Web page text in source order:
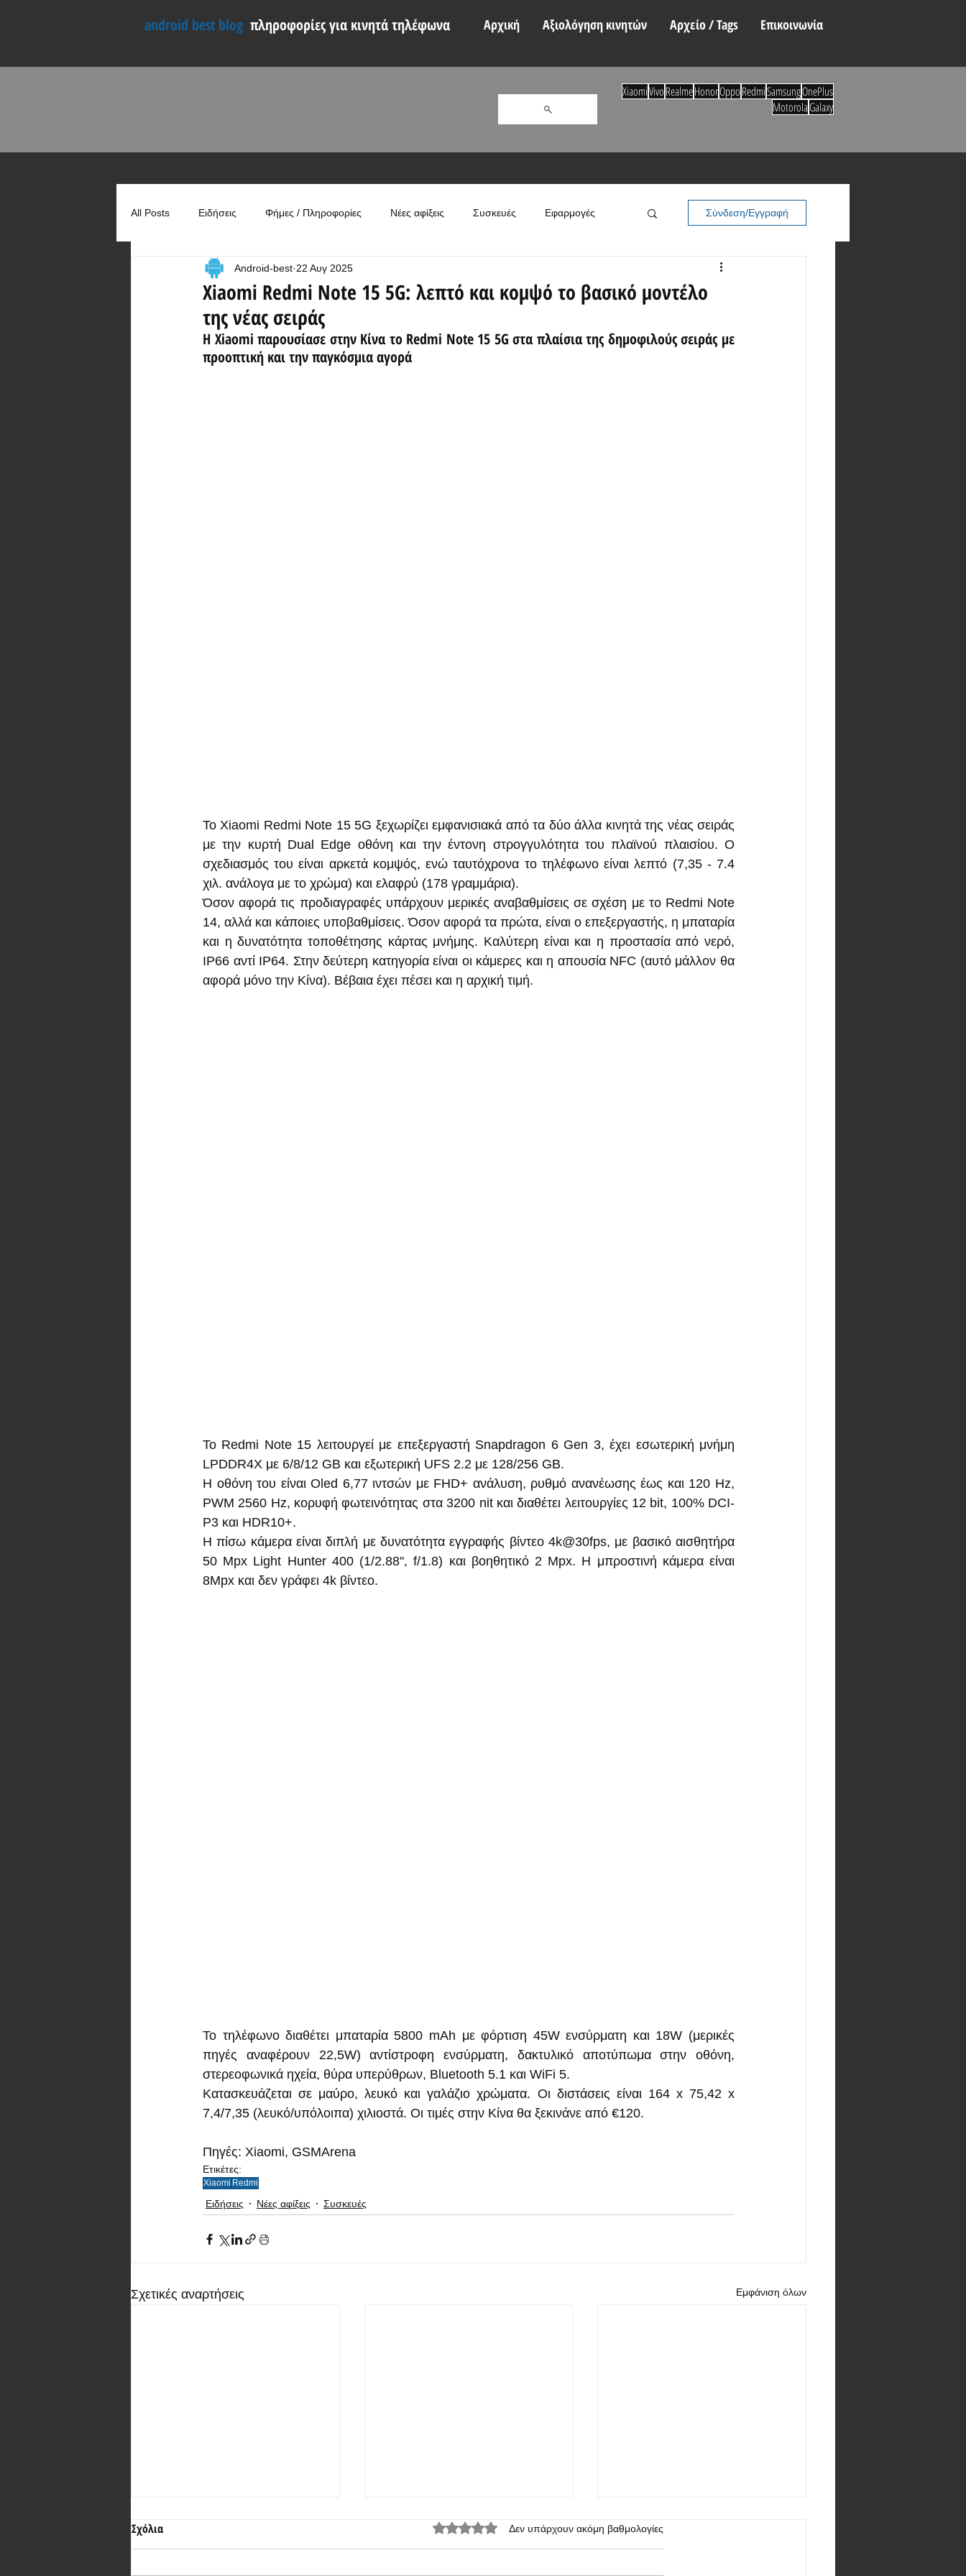
android best blog πληροφορίες για κινητά τηλέφωνα Αρχική Αξιολόγηση κινητών Αρχείο / Tags Επικοινωνία
All Posts Ειδήσεις Φήμες / Πληροφορίες Νέες αφίξεις Συσκευές Εφαρμογές
Συγκρίσεις Χρήσιμα
Σύνδεση/Εγγραφή
Xiaomi Redmi Note 15 5G: λεπτό και κομψό το βασικό μοντέλο
της νέας σειράς
Android-best 22 Αυγ 2025
Η Xiaomi παρουσίασε στην Κίνα το Redmi Note 15 5G στα πλαίσια της δημοφιλούς σειράς με
προοπτική και την παγκόσμια αγορά
Το Xiaomi Redmi Note 15 5G ξεχωρίζει εμφανισιακά από τα δύο άλλα κινητά της νέας σειράς
με την κυρτή Dual Edge οθόνη και την έντονη στρογγυλότητα του πλαϊνού πλαισίου. Ο
σχεδιασμός του είναι αρκετά κομψός, ενώ ταυτόχρονα το τηλέφωνο είναι λεπτό (7,35 - 7.4
χιλ. ανάλογα με το χρώμα) και ελαφρύ (178 γραμμάρια).
Όσον αφορά τις προδιαγραφές υπάρχουν μερικές αναβαθμίσεις σε σχέση με το Redmi Note
14, αλλά και κάποιες υποβαθμίσεις. Όσον αφορά τα πρώτα, είναι ο επεξεργαστής, η μπαταρία
και η δυνατότητα τοποθέτησης κάρτας μνήμης. Καλύτερη είναι και η προστασία από νερό,
IP66 αντί IP64. Στην δεύτερη κατηγορία είναι οι κάμερες και η απουσία NFC (αυτό μάλλον θα
αφορά μόνο την Κίνα). Βέβαια έχει πέσει και η αρχική τιμή.
Το Redmi Note 15 λειτουργεί με επεξεργαστή Snapdragon 6 Gen 3, έχει εσωτερική μνήμη
LPDDR4X με 6/8/12 GB και εξωτερική UFS 2.2 με 128/256 GB.
Η οθόνη του είναι Oled 6,77 ιντσών με FHD+ ανάλυση, ρυθμό ανανέωσης έως και 120 Hz,
PWM 2560 Hz, κορυφή φωτεινότητας στα 3200 nit και διαθέτει λειτουργίες 12 bit, 100% DCI-
P3 και HDR10+.
Η πίσω κάμερα είναι διπλή με δυνατότητα εγγραφής βίντεο 4k@30fps, με βασικό αισθητήρα
50 Mpx Light Hunter 400 (1/2.88", f/1.8) και βοηθητικό 2 Mpx. Η μπροστινή κάμερα είναι
8Mpx και δεν γράφει 4k βίντεο.
Το τηλέφωνο διαθέτει μπαταρία 5800 mAh με φόρτιση 45W ενσύρματη και 18W (μερικές
πηγές αναφέρουν 22,5W) αντίστροφη ενσύρματη, δακτυλικό αποτύπωμα στην οθόνη,
στερεοφωνικά ηχεία, θύρα υπερύθρων, Bluetooth 5.1 και WiFi 5.
Κατασκευάζεται σε μαύρο, λευκό και γαλάζιο χρώματα. Οι διστάσεις είναι 164 x 75,42 x
7,4/7,35 (λευκό/υπόλοιπα) χιλιοστά. Οι τιμές στην Κίνα θα ξεκινάνε από €120.
Πηγές: Xiaomi, GSMArena
Ετικέτες:
Xiaomi Redmi
Ειδήσεις Νέες αφίξεις Συσκευές
Σχετικές αναρτήσεις Εμφάνιση όλων
Σχόλια Βαθμολογήθηκε με 0 από 5 αστέρια.
Δεν υπάρχουν ακόμη βαθμολογίες
XiaomiVivoRealmeHonorOppoRedmiSamsungOnePlus
MotorolaGalaxy